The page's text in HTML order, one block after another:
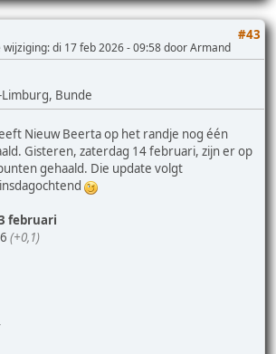
#43
wijziging: di 17 feb 2026 - 09:58 door Armand
Bunde
Nieuw Beerta op het randje nog één
Gisteren, zaterdag 14 februari, zijn er op
gehaald. Die update volgt
februari
(+0,1)